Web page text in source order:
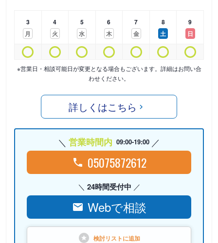
3
月
4
火
5
水
6
木
7
金
8
土
9
日
※営業日・相談可能日が変更となる場合もございます。詳細はお問い合
わせください。
詳しくはこちら
営業時間内 09:00-19:00
05075872612
24時間受付中
Webで相談
検討リストに追加